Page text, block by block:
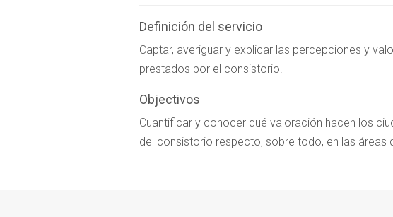
Definición del servicio
Captar, averiguar y explicar las percepciones y
prestados por el consistorio.
Objectivos
Cuantificar y conocer qué valoración hacen los
del consistorio respecto, sobre todo, en las áreas